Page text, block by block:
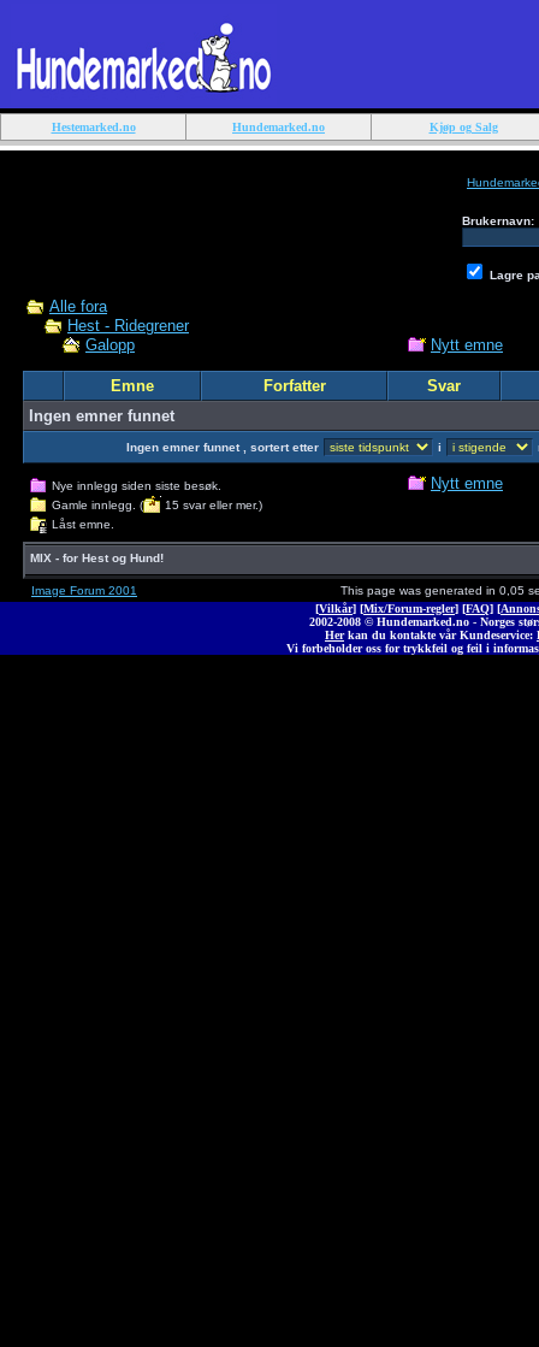
Hestemarked.no Hundemarked.no Kjøp og Salg
Brukernavn:
Lagre
Alle fora
Hest - Ridegrener
Galopp
Nytt emne
Emne Forfatter
Svar
Ingen emner funnet
Ingen emner funnet , sortert etter i
Nye innlegg siden siste besøk.
Gamle innlegg. (
15 svar eller mer.)
Låst emne.
Nytt emne
MIX - for Hest og Hund!
Image Forum 2001
This page was generated in 0,05
[Vilkår] [Mix/Forum-regler] [FAQ] [
2002-2008 © Hundemarked.no - Norges
Herkan du kontakte vår Kundeservice:
Vi forbeholder oss for trykkfeil og feil i